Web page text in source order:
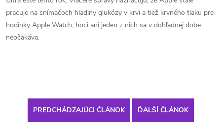
pracuje na snímačoch hladiny glukózy v krvi a tiež krvného tlaku pre
hodinky Apple Watch, hoci ani jeden z nich sa v dohľadnej dobe
neočakáva.
PREDCHÁDZAJÚCI ČLÁNOK ĎALŠÍ ČLÁNOK